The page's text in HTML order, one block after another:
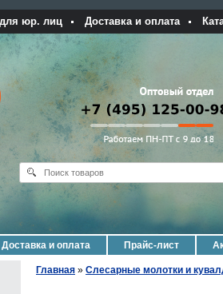
для юр. лиц Доставка и оплата
Доставка и оплата Прайс-лист
Главная » Слесарные молотки и